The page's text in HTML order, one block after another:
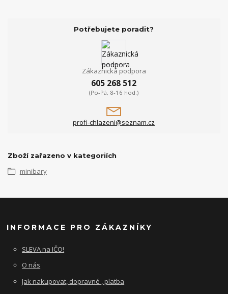
Potřebujete poradit?
Zákaznická podpora
605 268 512
(Po-Pá, 8-16 hod.)
profi-chlazeni@seznam.cz
Zboží zařazeno v kategoriích
minibary
INFORMACE PRO ZÁKAZNÍKY
SLEVA na IČO!
O nás
Jak nakupovat, dopravné , platba